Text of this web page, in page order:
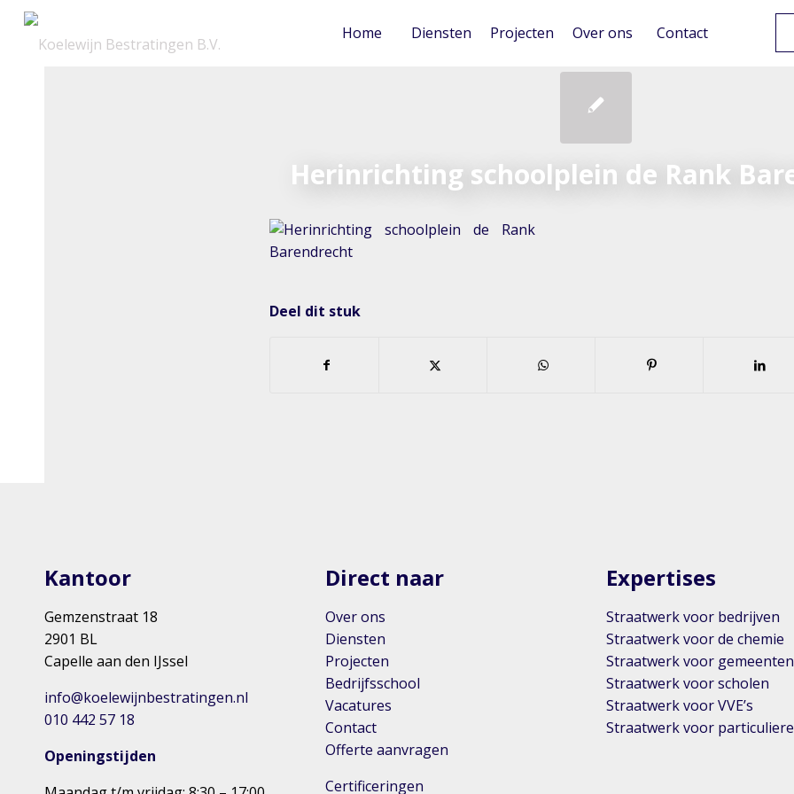
Home Diensten Projecten Over ons Contact
Herinrichting schoolplein de Rank
Deel dit stuk
Kantoor
Gemzenstraat 18
2901 BL
Capelle aan den IJssel
info@koelewijnbestratingen.nl
010 442 57 18
Openingstijden
Direct naar
Over ons
Diensten
Projecten
Bedrijfsschool
Vacatures
Contact
Offerte aanvragen
Certificeringen
Expertises
Straatwerk voor bedrijven
Straatwerk voor de chemie
Straatwerk voor gemeenten
Straatwerk voor scholen
Straatwerk voor VVE’s
Straatwerk voor